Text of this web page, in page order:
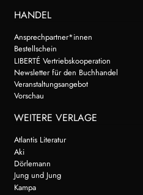
HANDEL
Ansprechpartner*innen
Bestellschein
LIBERTÉ Vertriebskooperation
Newsletter für den Buchhandel
Veranstaltungsangebot
Vorschau
WEITERE VERLAGE
Atlantis Literatur
Aki
Dörlemann
Jung und Jung
Kampa